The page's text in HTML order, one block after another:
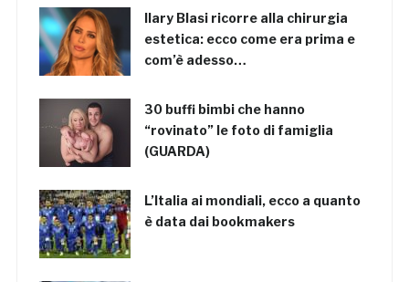
Ilary Blasi ricorre alla chirurgia
estetica: ecco come era prima e
com’è adesso…
30 buffi bimbi che hanno
“rovinato” le foto di famiglia
(GUARDA)
L’Italia ai mondiali, ecco a quanto
è data dai bookmakers